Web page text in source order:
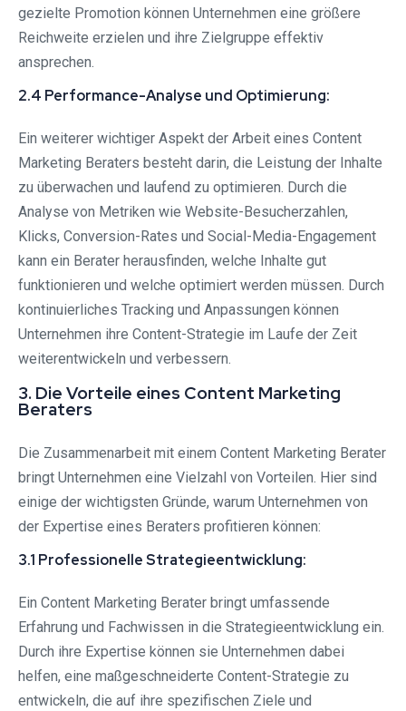
gezielte Promotion können Unternehmen eine größere
Reichweite erzielen und ihre Zielgruppe effektiv
ansprechen.
2.4 Performance-Analyse und Optimierung:
Ein weiterer wichtiger Aspekt der Arbeit eines Content
Marketing Beraters besteht darin, die Leistung der Inhalte
zu überwachen und laufend zu optimieren. Durch die
Analyse von Metriken wie Website-Besucherzahlen,
Klicks, Conversion-Rates und Social-Media-Engagement
kann ein Berater herausfinden, welche Inhalte gut
funktionieren und welche optimiert werden müssen. Durch
kontinuierliches Tracking und Anpassungen können
Unternehmen ihre Content-Strategie im Laufe der Zeit
weiterentwickeln und verbessern.
3. Die Vorteile eines Content Marketing
Beraters
Die Zusammenarbeit mit einem Content Marketing Berater
bringt Unternehmen eine Vielzahl von Vorteilen. Hier sind
einige der wichtigsten Gründe, warum Unternehmen von
der Expertise eines Beraters profitieren können:
3.1 Professionelle Strategieentwicklung:
Ein Content Marketing Berater bringt umfassende
Erfahrung und Fachwissen in die Strategieentwicklung ein.
Durch ihre Expertise können sie Unternehmen dabei
helfen, eine maßgeschneiderte Content-Strategie zu
entwickeln, die auf ihre spezifischen Ziele und